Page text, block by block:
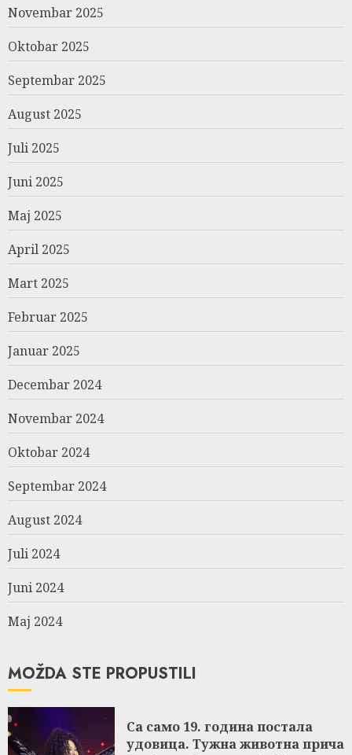
Novembar 2025
Oktobar 2025
Septembar 2025
August 2025
Juli 2025
Juni 2025
Maj 2025
April 2025
Mart 2025
Februar 2025
Januar 2025
Decembar 2024
Novembar 2024
Oktobar 2024
Septembar 2024
August 2024
Juli 2024
Juni 2024
Maj 2024
MOŽDA STE PROPUSTILI
Са само 19. година постала
удовица. Тужна животна прича